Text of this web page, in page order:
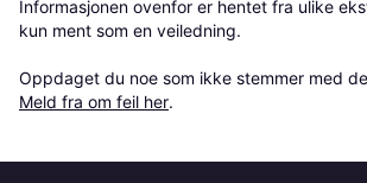
Informasjonen ovenfor er hentet fra ulike
kun ment som en veiledning.
Oppdaget du noe som ikke stemmer med
Meld fra om feil her.